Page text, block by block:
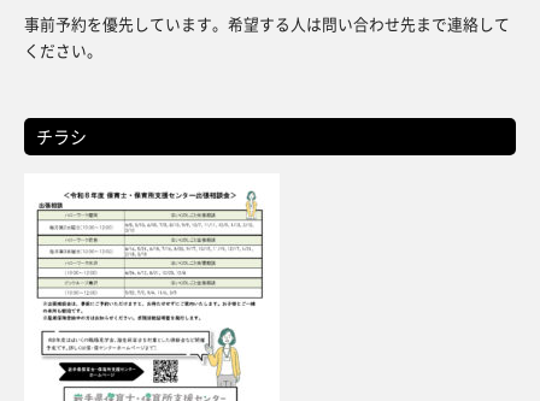
事前予約を優先しています。希望する人は問い合わせ先まで連絡して
ください。
チラシ